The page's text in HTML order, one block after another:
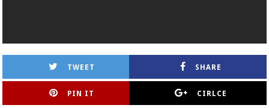
TWEET SHARE
PIN IT CIRLCE